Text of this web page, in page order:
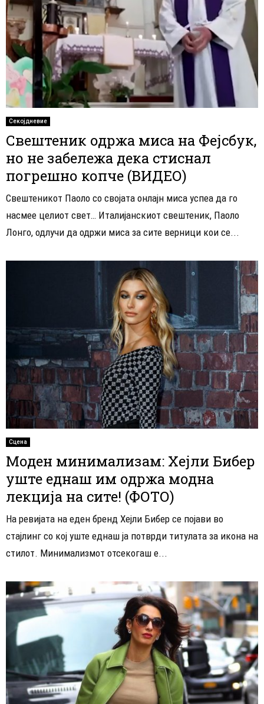
Секојдневие
Свештеник одржа миса на Фејсбук,
но не забележа дека стиснал
погрешно копче (ВИДЕО)
Свештеникот Паоло со својата онлајн миса успеа да го
насмее целиот свет… Италијанскиот свештеник, Паоло
Лонго, одлучи да одржи миса за сите верници кои се...
Сцена
Моден минимализам: Хејли Бибер
уште еднаш им одржа модна
лекција на сите! (ФОТО)
На ревијата на еден бренд Хејли Бибер се појави во
стајлинг со кој уште еднаш ја потврди титулата за икона на
стилот. Минимализмот отсекогаш е...